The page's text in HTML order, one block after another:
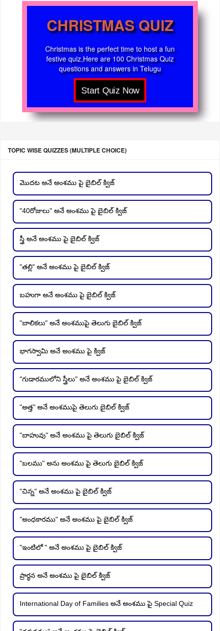
CHRISTMAS QUIZ
Christmas is the perfect time to host a fun
festive quiz,Here are 100 Christmas Quiz
questions and answers in Telugu
TOPIC WISE QUIZZES (MULTIPLE CHOICE)
మొదట అనే అంశము పై బైబిల్ క్విజ్
"40రోజులు" అనే అంశము పై బైబిల్ క్విజ్
స్త్రీ అనే అంశము పై బైబిల్ క్విజ్
"తల్లి" అనే అంశము పై బైబిల్ క్విజ్
బహుగా అనే అంశము పై బైబిల్ క్విజ్
"బాలికలు" అనే అంశముపై తెలుగు బైబిల్ క్విజ్
భాగస్వామి అనే అంశము పై క్విజ్
"గుడారములోని స్త్రీలు" అనే అంశము పై బైబిల్ క్విజ్
"అత్త" అనే అంశముపై తెలుగు బైబిల్ క్విజ్
"బాహువు" అనే అంశము పై తెలుగు బైబిల్ క్విజ్
"బలము" అను అంశము పై తెలుగు బైబిల్ క్విజ్
"చిన్న" అనే అంశము పై బైబిల్ క్విజ్
"అంధకారము" అనే అంశము పై బైబిల్ క్విజ్
"ఇంటిలో " అనే అంశము పై బైబిల్ క్విజ్
ప్రార్ధన అనే అంశము పై బైబిల్ క్విజ్
International Day of Families అనే అంశము పై Special Quiz